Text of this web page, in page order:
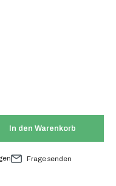
In den Warenkorb
Frage senden